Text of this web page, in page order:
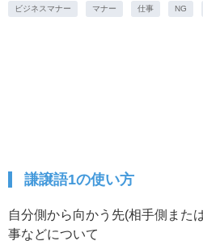
ビジネスマナー マナー 仕事 NG
謙譲語1の使い方
自分側から向かう先(相手側また
事などについて